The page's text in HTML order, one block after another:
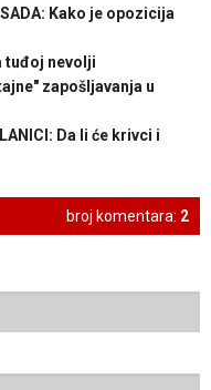
SADA: Kako je opozicija
tuđoj nevolji
zapošljavanja u
Da li će krivci i
broj komentara: 2